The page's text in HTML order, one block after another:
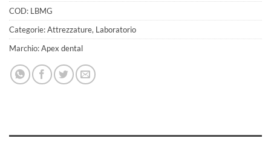
COD: LBMG
Categorie:Attrezzature, Laboratorio
Marchio:Apex dental